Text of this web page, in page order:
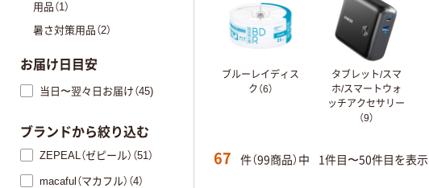
ブルーレイディス
ク（6）
タブレット/スマ
ホ/スマートウォ
ッチアクセサリー
（9）
67 件（99商品）中 1件目〜50件目を表示
用品（1）
暑さ対策用品（2）
お届け日目安
当日〜翌々日お届け（45)
ブランドから絞り込む
ZEPEAL（ゼピール）（51）
macaful（マカフル）（4）